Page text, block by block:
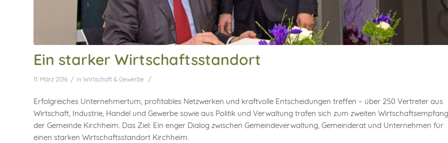
Ein starker Wirtschaftsstandort
11. März 2016 / in Wirtschaft & Gewerbe /
Erfolgreiches Unternehmertum, profitables Netzwerken und kraftvolle Entscheidungen treffen – über 250 Vertreter aus
Wirtschaft, Industrie, Handel und Gewerbe sowie aus Politik und Verwaltung trafen sich zum zweiten Wirtschaftsempfang
der Gemeinde Kirchheim. Das Ziel: Ein enger Dialog zwischen Gemeindeverwaltung, Gemeinderat und Unternehmen für
einen starken Wirtschaftsstandort Kirchheim.